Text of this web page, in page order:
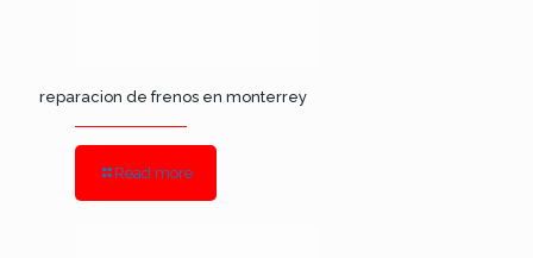
reparacion de frenos en monterrey
Read more